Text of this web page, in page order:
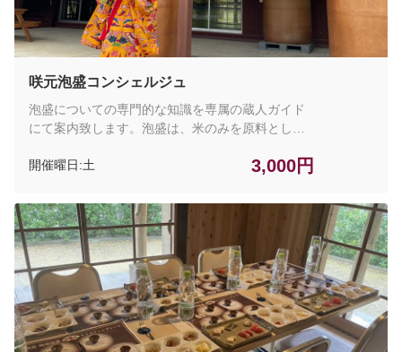
てぃだ家の体験
お知らせ
咲元泡盛コンシェルジュ
泡盛についての専門的な知識を専属の蔵人ガイド
にて案内致します。泡盛は、米のみを原料として
成させることで泡盛自身の成分が変化し、甘みを
ス）へと育っていきます。咲元酒造は創業１２０
年以上の歴史があり、県内老舗ならではのこだわ
りの味を皆様に楽しんでいただきたいと思いま
す。 琉球村園内と咲元酒造工場（外観・ガラス越
し）をガイドがご案内後、咲元酒造の泡盛5種類の
飲み比べ体験を致します。 琉球村入園料、専属ガ
イド、泡盛ハイボールと5種の泡盛ティスティン
グ、咲元オリジナル夢ボトルのお土産付き
開催曜日:土 3,000円